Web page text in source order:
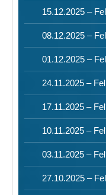
15.12.2025 –
08.12.2025 –
01.12.2025 –
24.11.2025 –
17.11.2025 –
10.11.2025 –
03.11.2025 –
27.10.2025 –